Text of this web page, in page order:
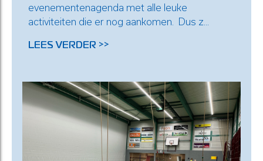
evenementenagenda met alle leuke
activiteiten die er nog aankomen. Dus z...
LEES VERDER >>